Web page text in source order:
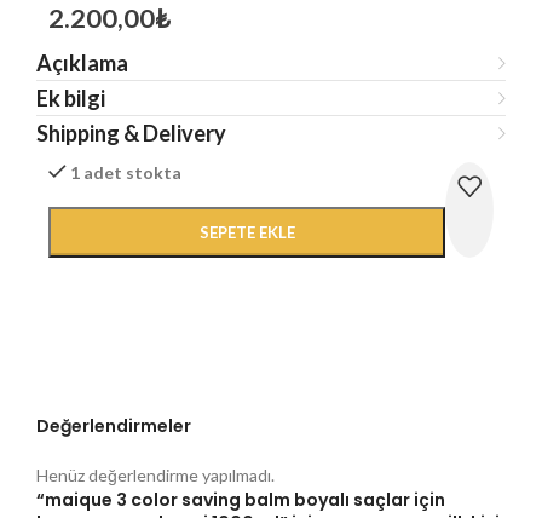
2.200,00₺
Açıklama
Ek bilgi
Shipping & Delivery
1 adet stokta
SEPETE EKLE
Değerlendirmeler
Henüz değerlendirme yapılmadı.
“maique 3 color saving balm boyalı saçlar için